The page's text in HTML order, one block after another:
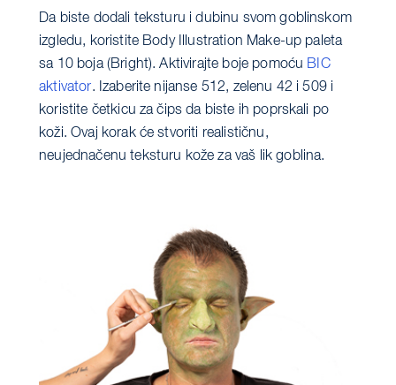
Da biste dodali teksturu i dubinu svom goblinskom
izgledu, koristite Body Illustration Make-up paleta
sa 10 boja (Bright). Aktivirajte boje pomoću BIC
aktivator. Izaberite nijanse 512, zelenu 42 i 509 i
koristite četkicu za čips da biste ih poprskali po
koži. Ovaj korak će stvoriti realističnu,
neujednačenu teksturu kože za vaš lik goblina.